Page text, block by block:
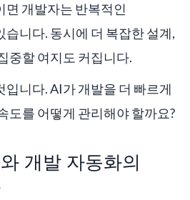
면 개발자는 반복적인
습니다. 동시에 더 복잡한 설계,
중할 여지도 커집니다.
입니다. AI가 개발을 더 빠르게
도를 어떻게 관리해야 할까요?
와 개발 자동화의